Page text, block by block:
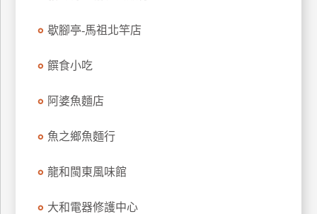
歇腳亭-馬祖北竿店
饌食小吃
阿婆魚麵店
魚之鄉魚麵行
龍和閩東風味館
大和電器修護中心